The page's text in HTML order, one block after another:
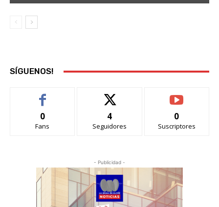
SÍGUENOS!
0
Fans
4
Seguidores
0
Suscriptores
- Publicidad -